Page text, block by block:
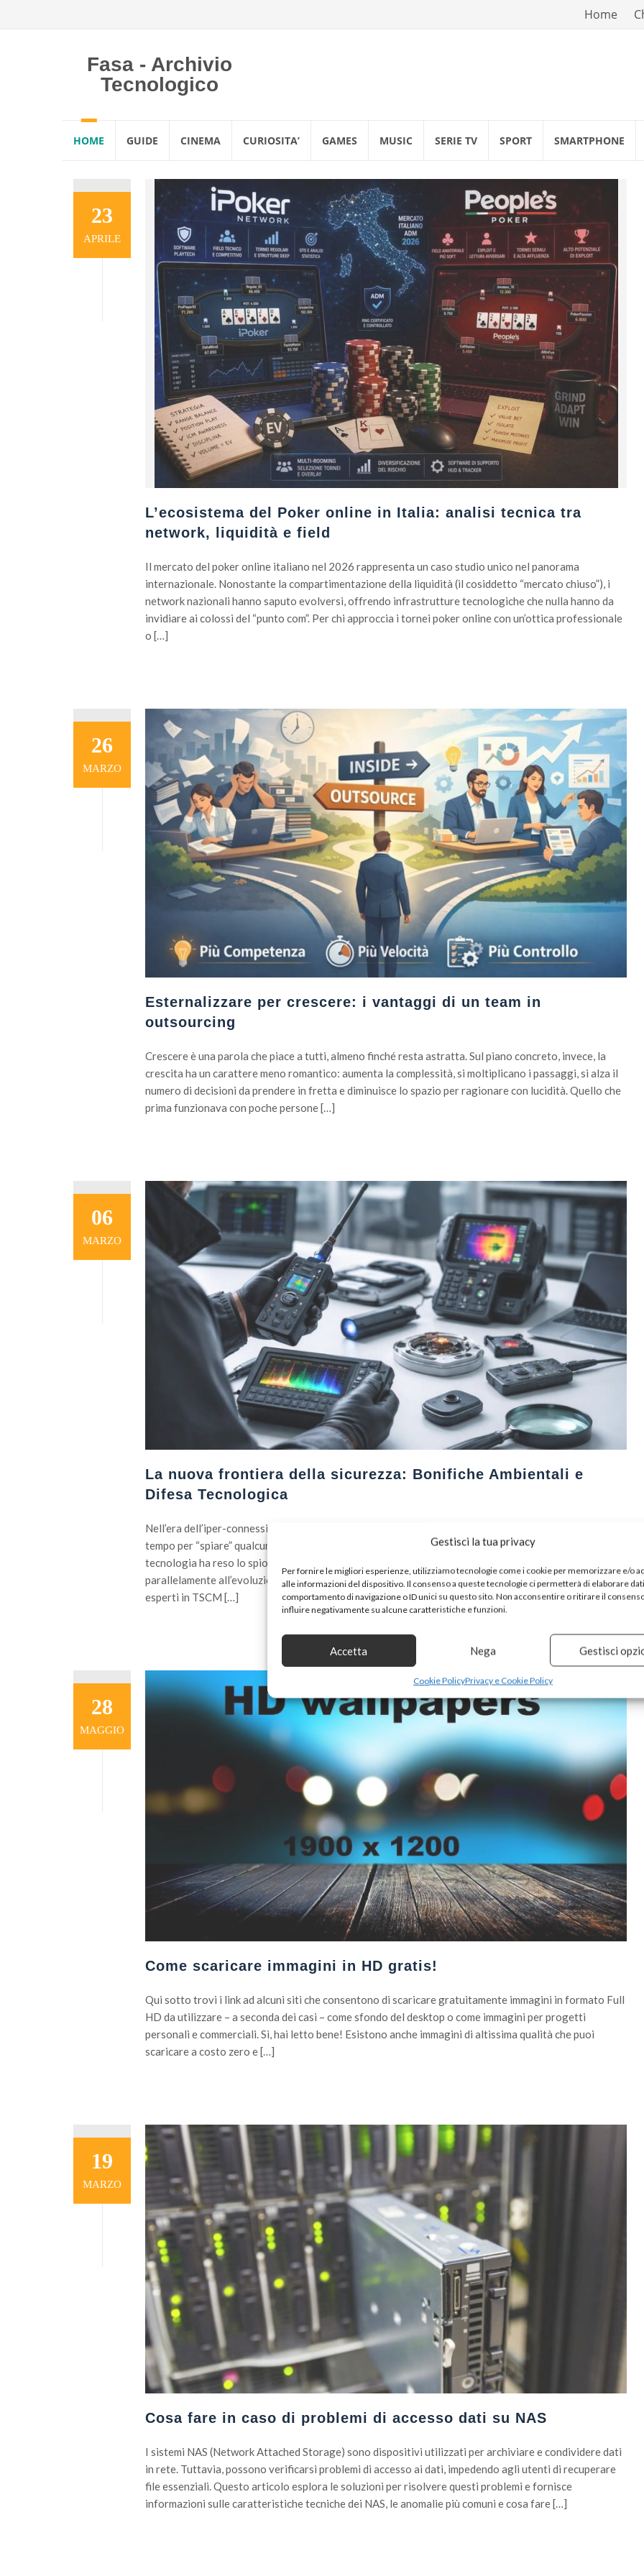
Gestisci la tua privacy
Per fornire le migliori esperienze, utilizziamo tecnologie come i cookie per memorizzare e/o
alle informazioni del dispositivo. Il consenso a queste tecnologie ci permetterà di elaborare
comportamento di navigazione o ID unici su questo sito. Non acconsentire o ritirare il
influire negativamente su alcune caratteristiche e funzioni.
Accetta Nega Gestisci
Cookie PolicyPrivacy e Cookie Policy
Vai
Home
Fasa - Archivio
Tecnologico
HOME GUIDE CINEMA CURIOSITA’ GAMES MUSIC SERIE TV SPORT SMARTPHONE
23
APRILE
L’ecosistema del Poker online in Italia: analisi tecnica tra
network, liquidità e field
Il mercato del poker online italiano nel 2026 rappresenta un caso studio unico nel panorama
internazionale. Nonostante la compartimentazione della liquidità (il cosiddetto “mercato chiuso”), i
network nazionali hanno saputo evolversi, offrendo infrastrutture tecnologiche che nulla hanno da
invidiare ai colossi del “punto com”. Per chi approccia i tornei poker online con un’ottica professionale
o […]
26
MARZO
Esternalizzare per crescere: i vantaggi di un team in
outsourcing
Crescere è una parola che piace a tutti, almeno finché resta astratta. Sul piano concreto, invece, la
crescita ha un carattere meno romantico: aumenta la complessità, si moltiplicano i passaggi, si alza il
numero di decisioni da prendere in fretta e diminuisce lo spazio per ragionare con lucidità. Quello che
prima funzionava con poche persone […]
06
MARZO
La nuova frontiera della sicurezza: Bonifiche Ambientali e
Difesa Tecnologica
Nell’era dell’iper-connessione, il concetto di privacy ha subito una trasformazione radicale. Se un
tempo per “spiare” qualcuno erano necessari appostamenti e attrezzature ingombranti, oggi la
tecnologia ha reso lo spionaggio alla portata di chiunque, spesso con costi irrisori. Tuttavia,
parallelamente all’evoluzione delle minacce, si è evoluta anche la tecnologia difensiva, guidata da
esperti in TSCM […]
28
MAGGIO
Come scaricare immagini in HD gratis!
Qui sotto trovi i link ad alcuni siti che consentono di scaricare gratuitamente immagini in formato Full
HD da utilizzare – a seconda dei casi – come sfondo del desktop o come immagini per progetti
personali e commerciali. Sì, hai letto bene! Esistono anche immagini di altissima qualità che puoi
scaricare a costo zero e […]
19
MARZO
Cosa fare in caso di problemi di accesso dati su NAS
I sistemi NAS (Network Attached Storage) sono dispositivi utilizzati per archiviare e condividere dati
in rete. Tuttavia, possono verificarsi problemi di accesso ai dati, impedendo agli utenti di recuperare
file essenziali. Questo articolo esplora le soluzioni per risolvere questi problemi e fornisce
informazioni sulle caratteristiche tecniche dei NAS, le anomalie più comuni e cosa fare […]